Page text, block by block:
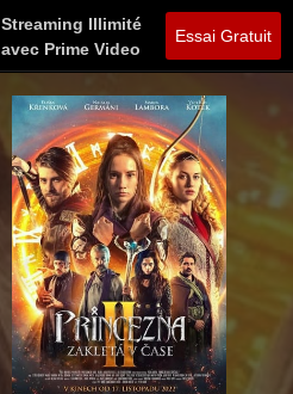
Streaming Illimité
avec Prime Video
Essai Gratuit